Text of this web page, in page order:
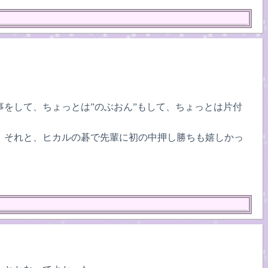
して、ちょっとは”のぶおん”もして、ちょっとは片付
れと、ヒカルの碁で先輩に初の中押し勝ちも嬉しかっ